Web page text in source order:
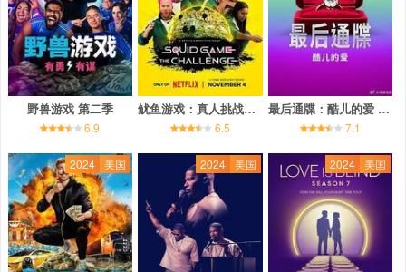
野兽游戏 第二季
6.9
鱿鱼游戏：真人挑战赛 第二季
6.5
最后通牒：酷儿的爱 第二季
7.1
2024 美国 2024 美国 2024 美国